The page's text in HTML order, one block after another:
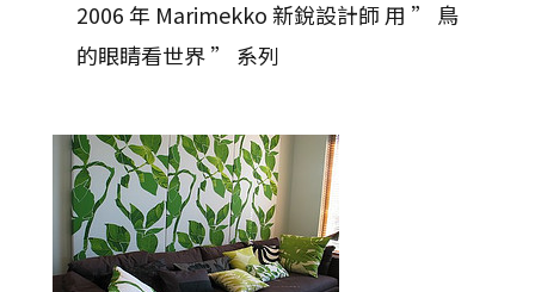
2006 年 Marimekko 新銳設計師 用 ” 鳥
的眼睛看世界 ” 系列